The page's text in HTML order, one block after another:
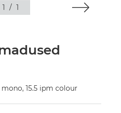
1 / 1
15.5 ipm colour